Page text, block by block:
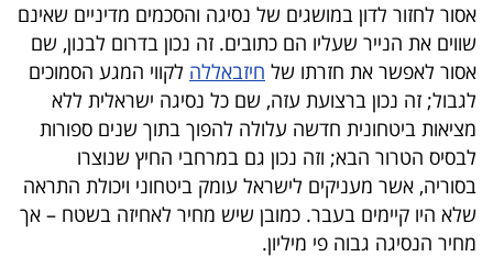
אסור לחזור לדון במושגים של נסיגה והסכמים מדיניים שאינם
שווים את הנייר שעליו הם כתובים. זה נכון בדרום לבנון, שם
אסור לאפשר את חזרתו של חיזבאללה לקווי המגע הסמוכים
לגבול; זה נכון ברצועת עזה, שם כל נסיגה ישראלית ללא
מציאות ביטחונית חדשה עלולה להפוך בתוך שנים ספורות
לבסיס הטרור הבא; וזה נכון גם במרחבי החיץ שנוצרו
בסוריה, אשר מעניקים לישראל עומק ביטחוני ויכולת התראה
שלא היו קיימים בעבר. כמובן שיש מחיר לאחיזה בשטח – אך
מחיר הנסיגה גבוה פי מיליון.